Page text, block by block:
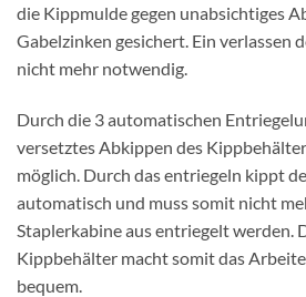
die Kippmulde gegen unabsichtiges
Gabelzinken gesichert. Ein verlassen
nicht mehr notwendig.
Durch die 3 automatischen
versetztes Abkippen des
möglich. Durch das entriegeln kippt
automatisch und muss somit nicht
Staplerkabine aus entriegelt werden.
Kippbehälter macht somit das
bequem.